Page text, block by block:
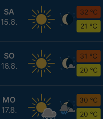
SA
15.8.
32 °C
21 °C
SO
16.8.
31 °C
20 °C
MO
17.8.
30 °C
20 °C